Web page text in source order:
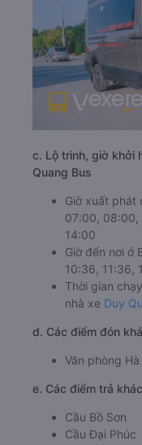
c. Lộ trình, giờ khởi
Quang Bus
Giờ xuất phát
07:00, 08:00,
14:00
Giờ đến nơi ở
10:36, 11:36,
nhà xeDuy
d. Các điểm đón
Văn phòng Hà